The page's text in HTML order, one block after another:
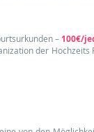
– 100€/
der